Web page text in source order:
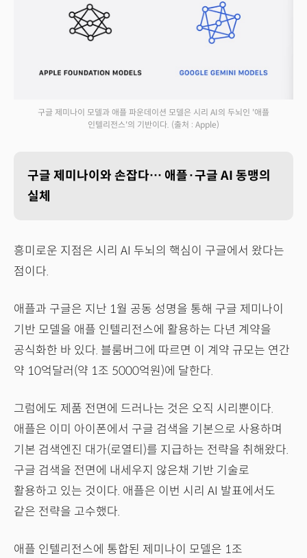
구글 제미나이 모델과 애플 파운데이션 모델은 시리 AI의 두뇌인 '애플
인텔리전스'의 기반이다. (출처 : Apple)
구글 제미나이와 손잡다… 애플·구글 AI 동맹의
실체
흥미로운 지점은 시리 AI 두뇌의 핵심이 구글에서 왔다는
점이다.
애플과 구글은 지난 1월 공동 성명을 통해 구글 제미나이
기반 모델을 애플 인텔리전스에 활용하는 다년 계약을
공식화한 바 있다. 블룸버그에 따르면 이 계약 규모는 연간
약 10억달러(약 1조 5000억원)에 달한다.
그럼에도 제품 전면에 드러나는 것은 오직 시리뿐이다.
애플은 이미 아이폰에서 구글 검색을 기본으로 사용하며
기본 검색엔진 대가(로열티)를 지급하는 전략을 취해왔다.
구글 검색을 전면에 내세우지 않은채 기반 기술로
활용하고 있는 것이다. 애플은 이번 시리 AI 발표에서도
같은 전략을 고수했다.
애플 인텔리전스에 통합된 제미나이 모델은 1조